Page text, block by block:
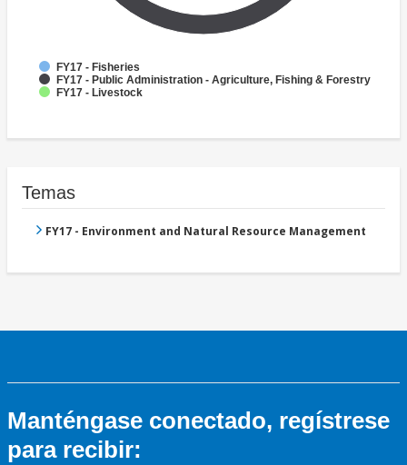
FY17 - Fisheries
FY17 - Public Administration - Agriculture, Fishing & Forestry
FY17 - Livestock
Temas
FY17 - Environment and Natural Resource Management
Manténgase conectado, regístrese
para recibir: